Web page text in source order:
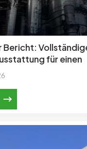
Bericht:
für einen